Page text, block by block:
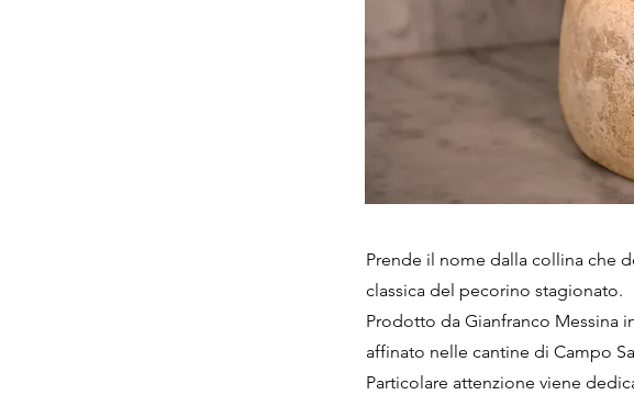
Prende il nome dalla collina che
classica del pecorino stagionato.
Prodotto da Gianfranco Messina
affinato nelle cantine di Campo
Particolare attenzione viene